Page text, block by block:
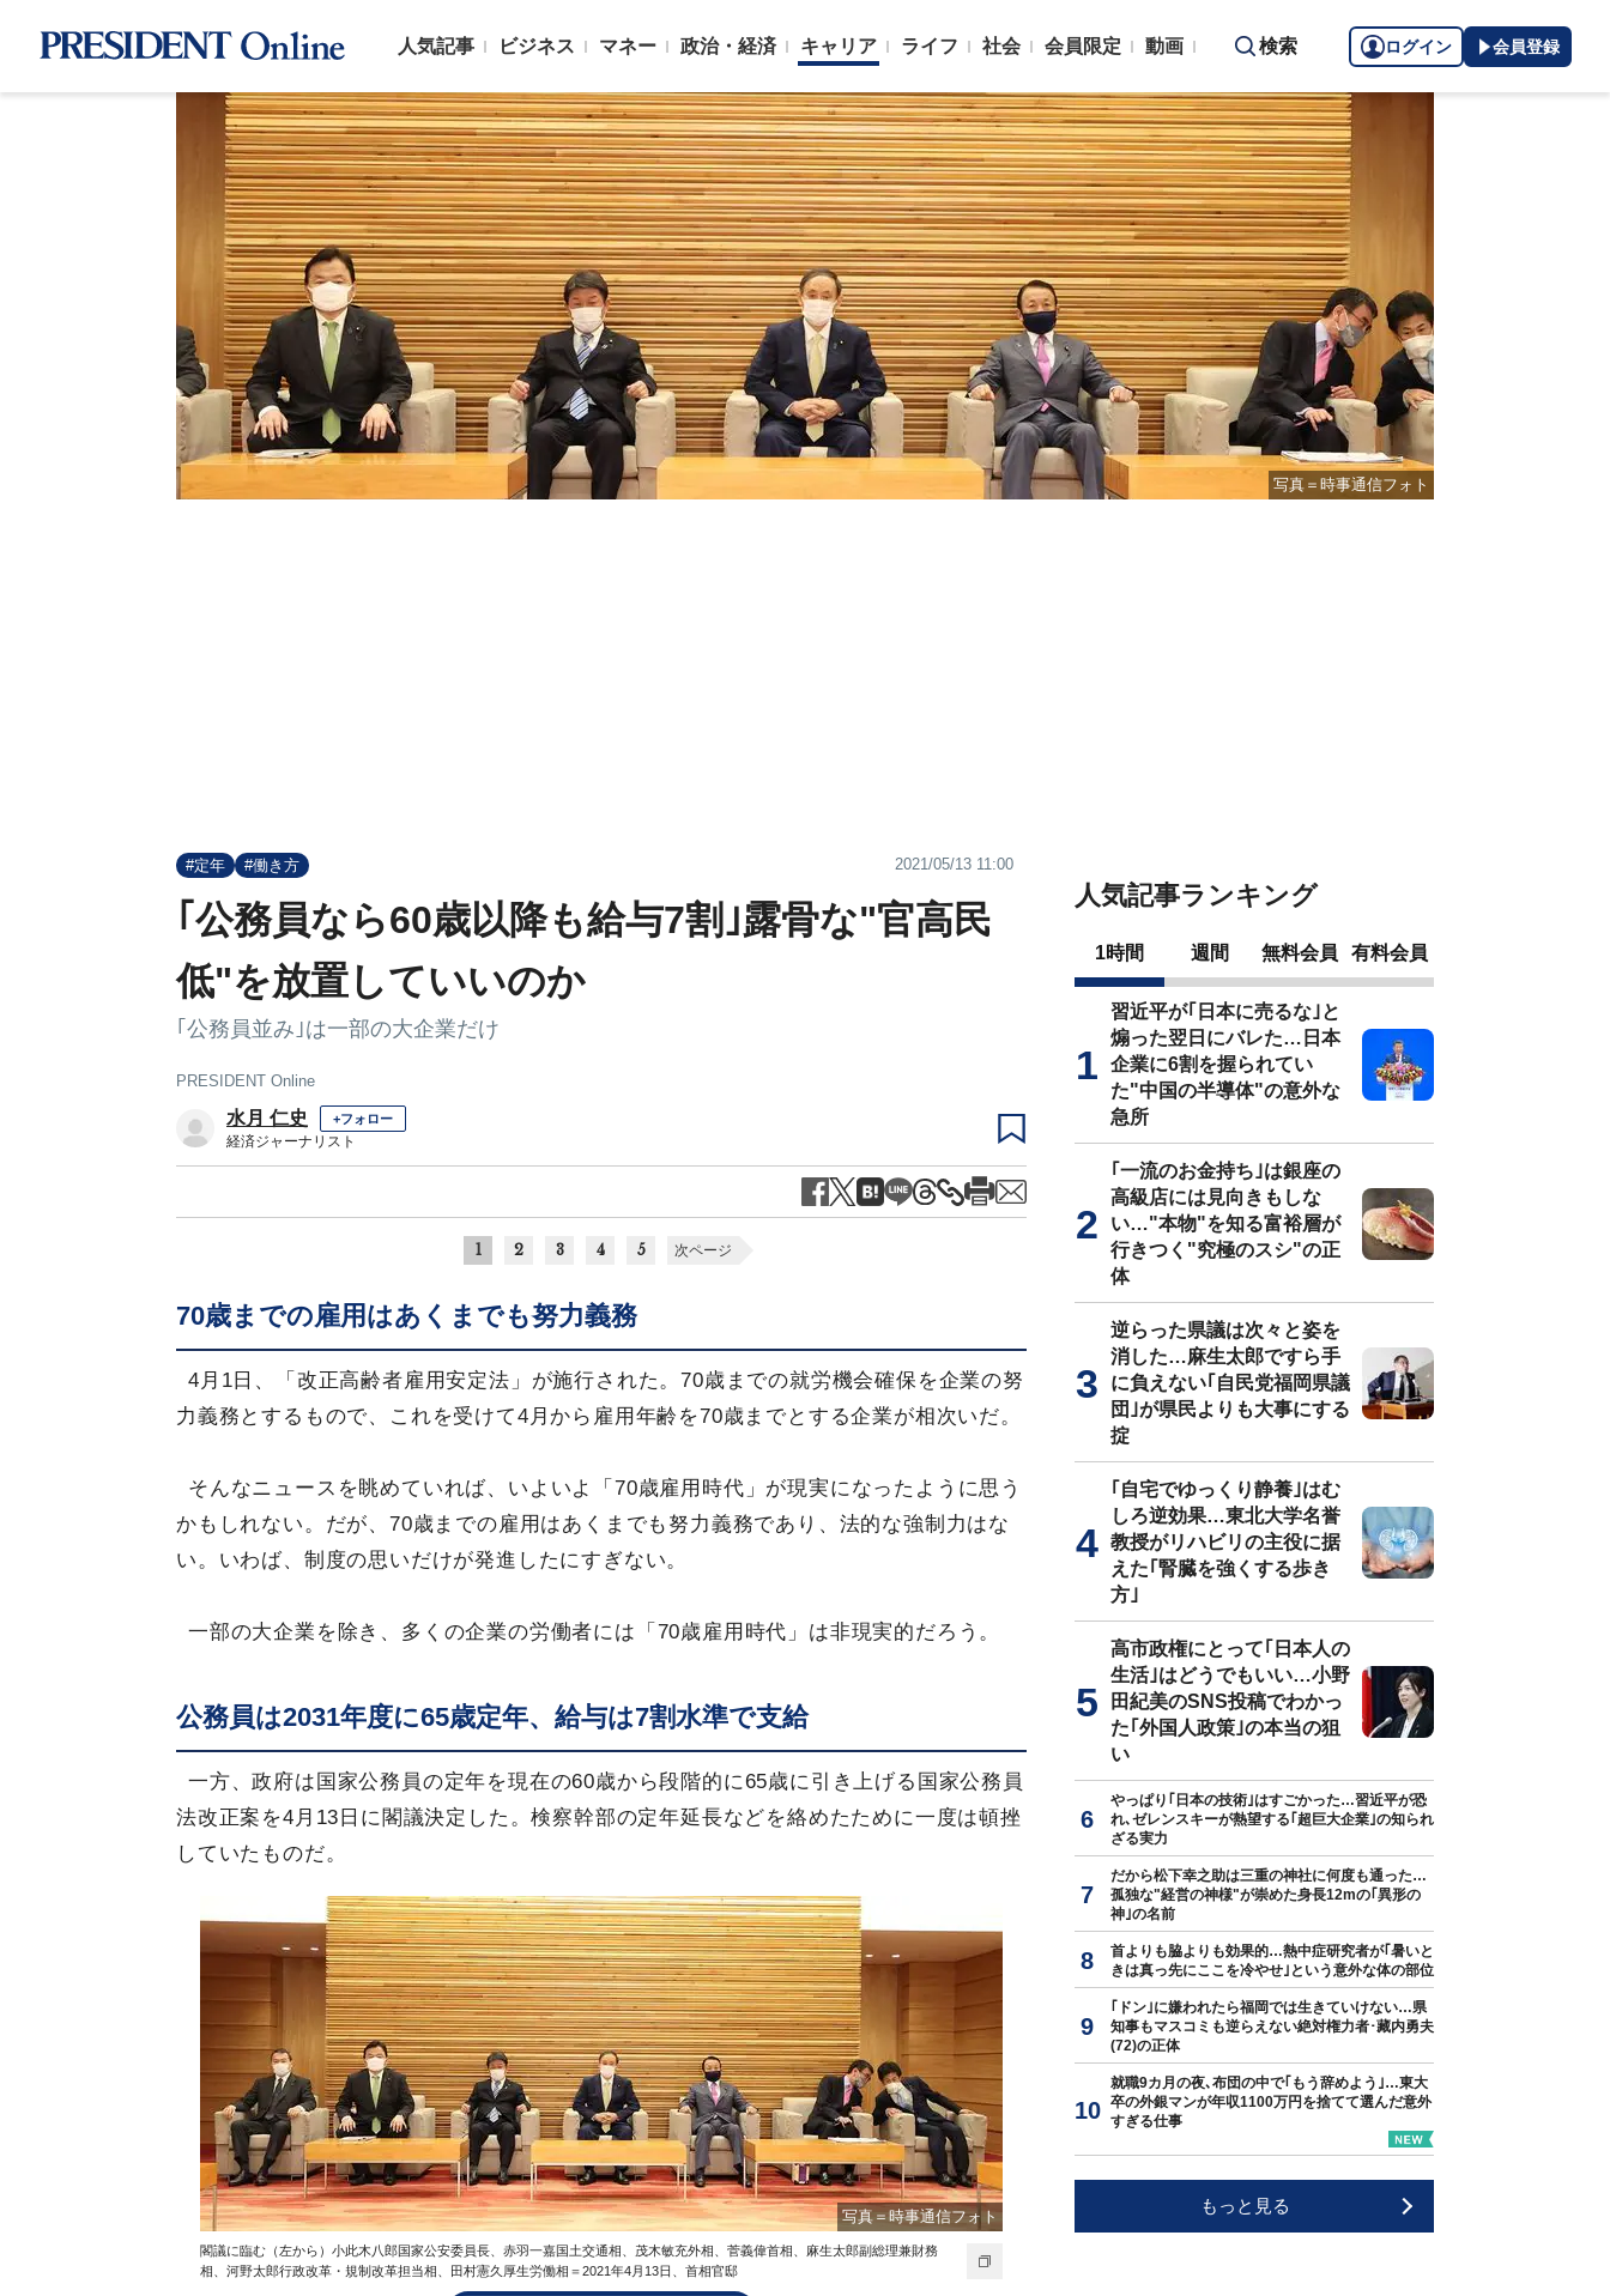
人気記事 ビジネス マネー 政治・経済 キャリア ライフ 社会 会員限定 動画 検索 ログイン 会員登録
写真＝時事通信フォト
#定年 #働き方 2021/05/13 11:00
｢公務員なら60歳以降も給与7割｣露骨な"官高民
低"を放置していいのか
｢公務員並み｣は一部の大企業だけ
PRESIDENT Online
水月 仁史 +フォロー
経済ジャーナリスト
1 2 3 4 5 次ページ
70歳までの雇用はあくまでも努力義務
4月1日、「改正高齢者雇用安定法」が施行された。70歳までの就労機会確保を企業の努
力義務とするもので、これを受けて4月から雇用年齢を70歳までとする企業が相次いだ。
そんなニュースを眺めていれば、いよいよ「70歳雇用時代」が現実になったように思う
かもしれない。だが、70歳までの雇用はあくまでも努力義務であり、法的な強制力はな
い。いわば、制度の思いだけが発進したにすぎない。
一部の大企業を除き、多くの企業の労働者には「70歳雇用時代」は非現実的だろう。
公務員は2031年度に65歳定年、給与は7割水準で支給
一方、政府は国家公務員の定年を現在の60歳から段階的に65歳に引き上げる国家公務員
法改正案を4月13日に閣議決定した。検察幹部の定年延長などを絡めたために一度は頓挫
していたものだ。
写真＝時事通信フォト
閣議に臨む（左から）小此木八郎国家公安委員長、赤羽一嘉国土交通相、茂木敏充外相、菅義偉首相、麻生太郎副総理兼財務
相、河野太郎行政改革・規制改革担当相、田村憲久厚生労働相＝2021年4月13日、首相官邸
人気記事ランキング
1時間 週間 無料会員 有料会員
習近平が｢日本に売るな｣と
煽った翌日にバレた…日本
企業に6割を握られてい
た"中国の半導体"の意外な
急所
｢一流のお金持ち｣は銀座の
高級店には見向きもしな
い…"本物"を知る富裕層が
行きつく"究極のスシ"の正
体
逆らった県議は次々と姿を
消した…麻生太郎ですら手
に負えない｢自民党福岡県議
団｣が県民よりも大事にする
掟
｢自宅でゆっくり静養｣はむ
しろ逆効果…東北大学名誉
教授がリハビリの主役に据
えた｢腎臓を強くする歩き
方｣
高市政権にとって｢日本人の
生活｣はどうでもいい…小野
田紀美のSNS投稿でわかっ
た｢外国人政策｣の本当の狙
い
やっぱり｢日本の技術｣はすごかった…習近平が恐
れ､ゼレンスキーが熱望する｢超巨大企業｣の知られ
ざる実力
だから松下幸之助は三重の神社に何度も通った…
孤独な"経営の神様"が崇めた身長12mの｢異形の
神｣の名前
首よりも脇よりも効果的…熱中症研究者が｢暑いと
きは真っ先にここを冷やせ｣という意外な体の部位
｢ドン｣に嫌われたら福岡では生きていけない…県
知事もマスコミも逆らえない絶対権力者･藏内勇夫
(72)の正体
就職9カ月の夜､布団の中で｢もう辞めよう｣…東大
卒の外銀マンが年収1100万円を捨てて選んだ意外
すぎる仕事
もっと見る